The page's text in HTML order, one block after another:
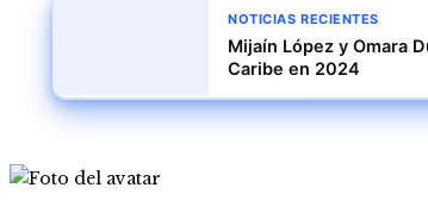
NOTICIAS RECIENTES
Mijaín López y Omara
Caribe en 2024